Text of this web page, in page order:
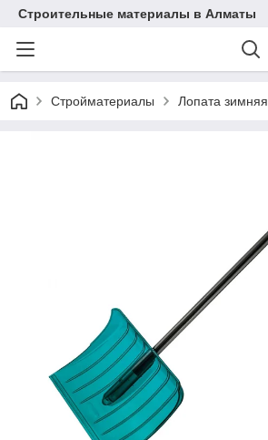
Строительные материалы в Алматы
Стройматериалы Лопата зимняя